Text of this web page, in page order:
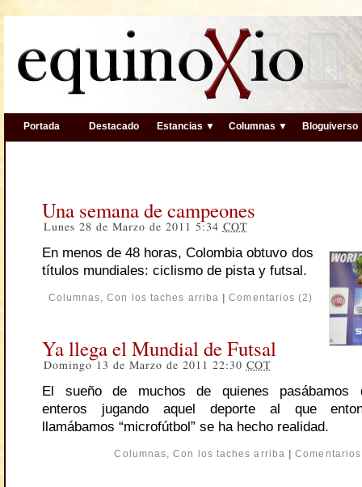
Portada Destacado Estancias ▼ Columnas ▼ Bloguiverso
Una semana de campeones
Lunes 28 de Marzo de 2011 5:34 COT
En menos de 48 horas, Colombia obtuvo dos
títulos mundiales: ciclismo de pista y futsal.
Columnas,Con los taches arriba Comentarios (2)
Ya llega el Mundial de Futsal
Domingo 13 de Marzo de 2011 22:30 COT
El sueño de muchos de quienes pasábamos
enteros jugando aquel deporte al que
llamábamos “microfútbol” se ha hecho realidad.
Columnas,Con los taches arriba